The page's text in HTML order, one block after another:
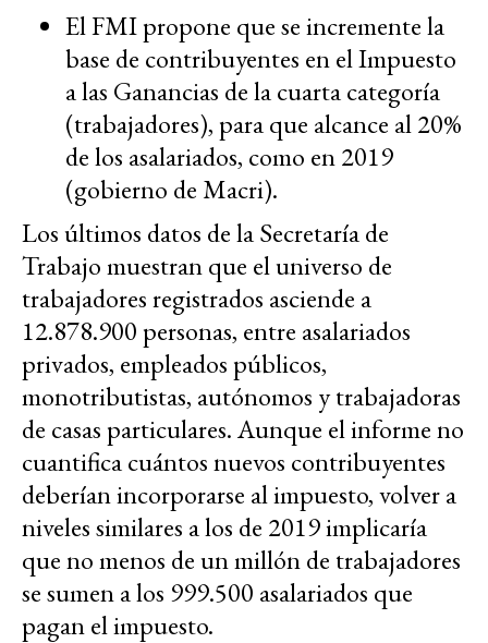
El FMI propone que se incremente la
base de contribuyentes en el Impuesto
a las Ganancias de la cuarta categoría
(trabajadores), para que alcance al 20%
de los asalariados, como en 2019
(gobierno de Macri).
Los últimos datos de la Secretaría de
Trabajo muestran que el universo de
trabajadores registrados asciende a
12.878.900 personas, entre asalariados
privados, empleados públicos,
monotributistas, autónomos y trabajadoras
de casas particulares. Aunque el informe no
cuantifica cuántos nuevos contribuyentes
deberían incorporarse al impuesto, volver a
niveles similares a los de 2019 implicaría
que no menos de un millón de trabajadores
se sumen a los 999.500 asalariados que
pagan el impuesto.